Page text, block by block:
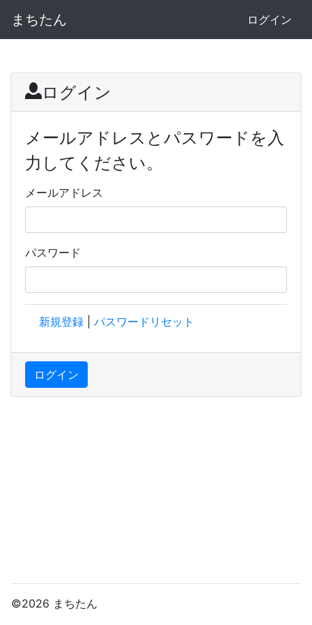
まちたん ログイン
ログイン
メールアドレスとパスワードを入
力してください。
メールアドレス
パスワード
新規登録 パスワードリセット
ログイン
©2026 まちたん